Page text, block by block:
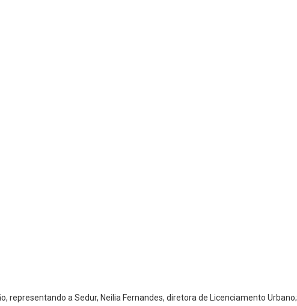
representando a Sedur, Neilia Fernandes, diretora de Licenciamento Urbano;